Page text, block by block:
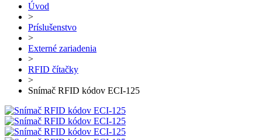
Úvod
>
Príslušenstvo
>
Externé zariadenia
>
RFID čítačky
>
Snímač RFID kódov ECI-125